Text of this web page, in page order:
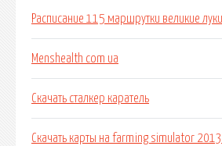
Расписание 115 маршрутки великие луки
Menshealth com ua
Скачать сталкер каратель
Скачать карты на farming simulator 2013